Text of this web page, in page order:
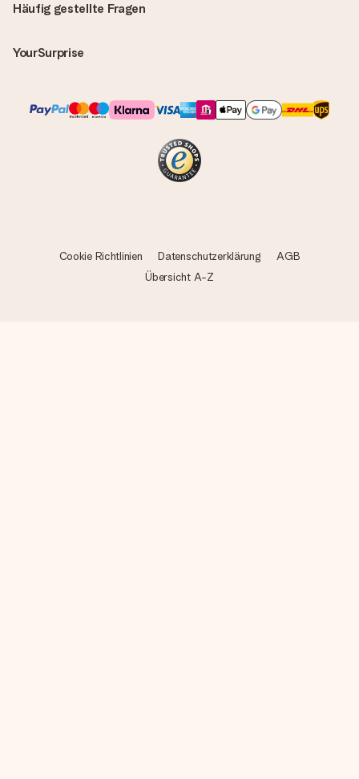
Häufig gestellte Fragen
YourSurprise
Cookie Richtlinien Datenschutzerklärung
AGB
Übersicht A-Z